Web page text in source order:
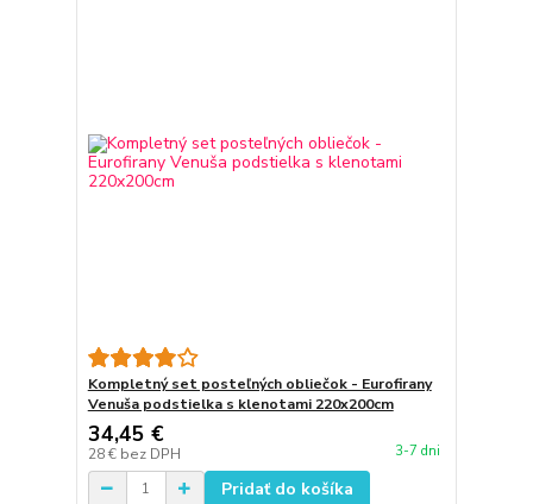
Kompletný set posteľných obliečok - Eurofirany
Venuša podstielka s klenotami 220x200cm
34,45 €
28 € bez DPH 3-7 dni
Pridať do košíka